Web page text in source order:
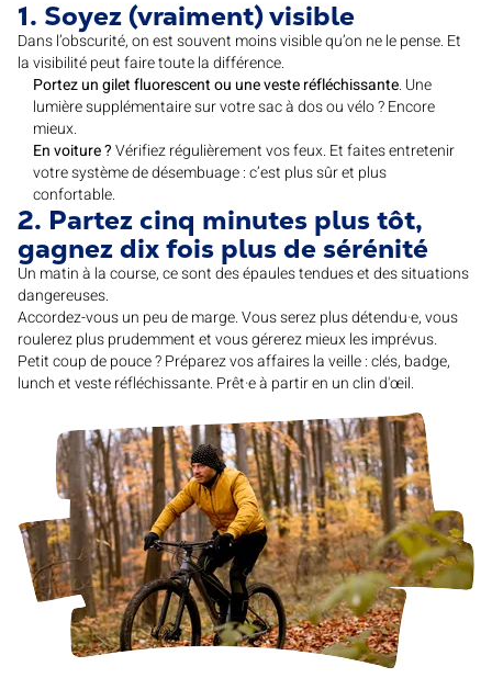
1. Soyez (vraiment) visible
Dans l’obscurité, on est souvent moins visible qu’on ne le pense. Et
la visibilité peut faire toute la différence.
Portez un gilet fluorescent ou une veste réfléchissante. Une
lumière supplémentaire sur votre sac à dos ou vélo ? Encore
mieux.
En voiture ?Vérifiez régulièrement vos feux. Et faites entretenir
votre système de désembuage : c’est plus sûr et plus
confortable.
2. Partez cinq minutes plus tôt,
gagnez dix fois plus de sérénité
Un matin à la course, ce sont des épaules tendues et des situations
dangereuses.
Accordez-vous un peu de marge. Vous serez plus détendu·e, vous
roulerez plus prudemment et vous gérerez mieux les imprévus.
Petit coup de pouce ? Préparez vos affaires la veille : clés, badge,
lunch et veste réfléchissante. Prêt·e à partir en un clin d'œil.